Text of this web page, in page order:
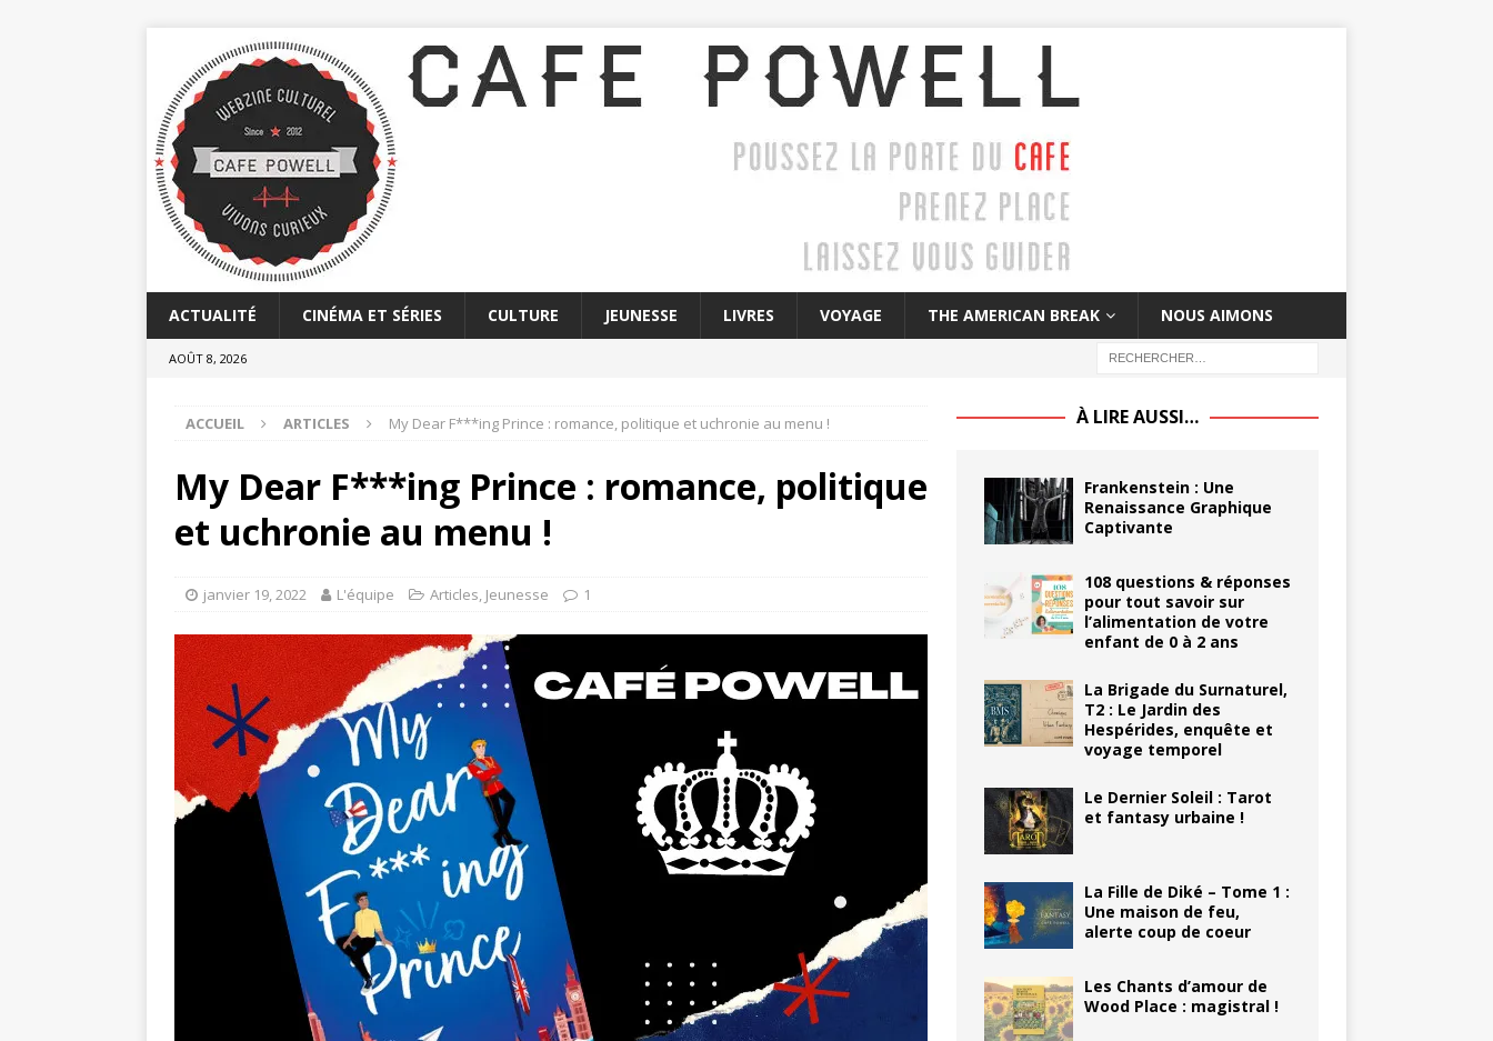
ACTUALITÉ CINÉMA ET SÉRIES CULTURE JEUNESSE LIVRES VOYAGE THE AMERICAN BREAK NOUS AIMONS
AOÛT 8, 2026
ACCUEIL ARTICLES My Dear F***ing Prince : romance, politique et uchronie au menu !
My Dear F***ing Prince : romance, politique
et uchronie au menu !
janvier 19, 2022 L'équipe Articles, Jeunesse 1
À LIRE AUSSI…
Frankenstein : Une
Renaissance Graphique
Captivante
108 questions & réponses
pour tout savoir sur
l’alimentation de votre
enfant de 0 à 2 ans
La Brigade du Surnaturel,
T2 : Le Jardin des
Hespérides, enquête et
voyage temporel
Le Dernier Soleil : Tarot
et fantasy urbaine !
La Fille de Diké – Tome 1 :
Une maison de feu,
alerte coup de coeur
Les Chants d’amour de
Wood Place : magistral !